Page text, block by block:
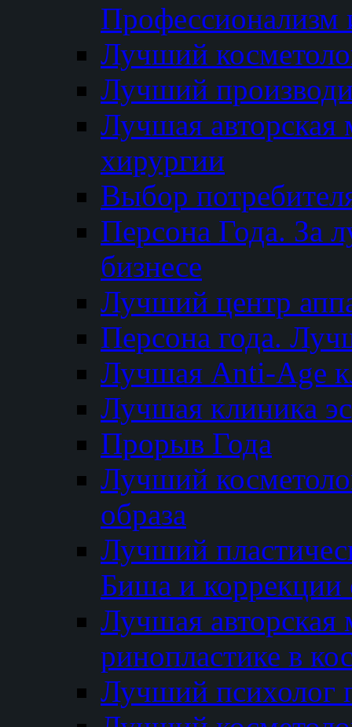
Профессионализм
Лучший
Лучший
Лучшая авторская
хирургии
Выбор
Персона Года. За
бизнесе
Лучший центр
Персона года.
Лучшая Anti-Age
Лучшая клиника
Прорыв Года
Лучший
образа
Лучший
Биша и коррекции
Лучшая авторская
ринопластике в
Лучший психолог